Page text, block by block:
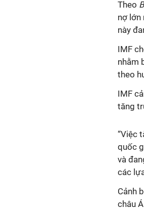
Theo
nợ lớn
này
IMF
nhằm
theo
IMF
tăng
“Việc
quốc
và
các
Cảnh
châu